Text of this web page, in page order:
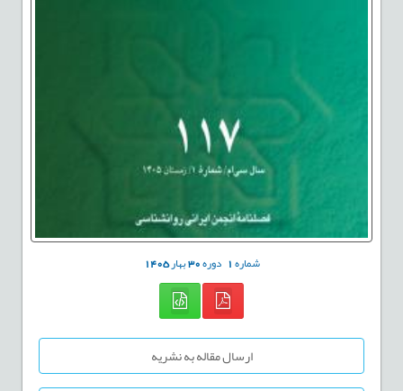
شماره1 دوره30بهار1405
ارسال مقاله به نشریه